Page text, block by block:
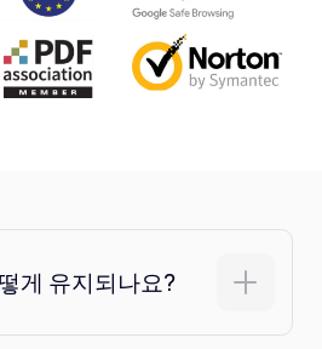
게 유지되나요?